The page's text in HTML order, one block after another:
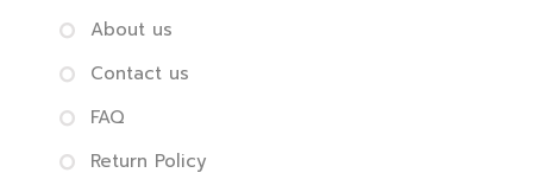
About us
Contact us
FAQ
Return Policy